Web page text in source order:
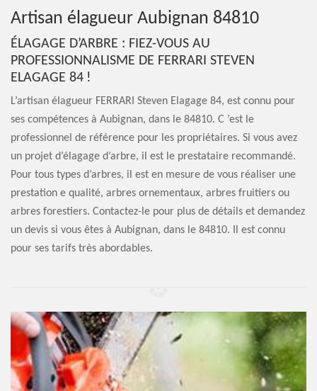
Artisan élagueur Aubignan 84810
ÉLAGAGE D’ARBRE : FIEZ-VOUS AU
PROFESSIONNALISME DE FERRARI STEVEN
ELAGAGE 84 !
L’artisan élagueur FERRARI Steven Elagage 84, est connu pour
ses compétences à Aubignan, dans le 84810. C ’est le
professionnel de référence pour les propriétaires. Si vous avez
un projet d’élagage d’arbre, il est le prestataire recommandé.
Pour tous types d’arbres, il est en mesure de vous réaliser une
prestation e qualité, arbres ornementaux, arbres fruitiers ou
arbres forestiers. Contactez-le pour plus de détails et demandez
un devis si vous êtes à Aubignan, dans le 84810. Il est connu
pour ses tarifs très abordables.